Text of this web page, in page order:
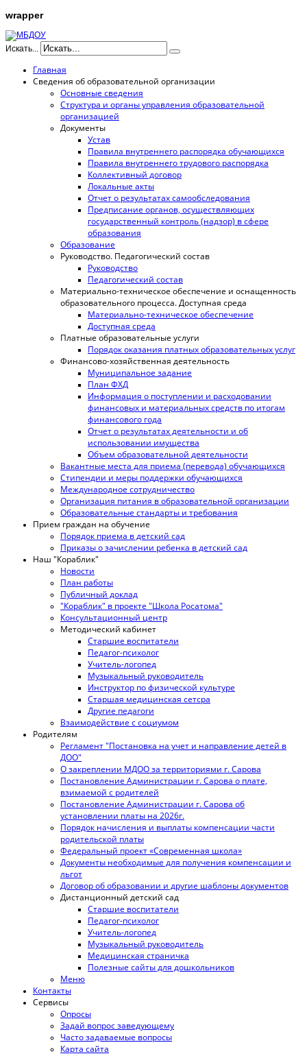
wrapper
Искать...
Главная
Сведения об образовательной организации
Основные сведения
Структура и органы управления образовательной
организацией
Документы
Устав
Правила внутреннего распорядка обучающихся
Правила внутреннего трудового распорядка
Коллективный договор
Локальные акты
Отчет о результатах самообследования
Предписание органов, осуществляющих
государственный контроль (надзор) в сфере
образования
Образование
Руководство. Педагогический состав
Руководство
Педагогический состав
Материально-техническое обеспечение и оснащенность
образовательного процесса. Доступная среда
Материально-техническое обеспечение
Доступная среда
Платные образовательные услуги
Порядок оказания платных образовательных услуг
Финансово-хозяйственная деятельность
Муниципальное задание
План ФХД
Информация о поступлении и расходовании
финансовых и материальных средств по итогам
финансового года
Отчет о результатах деятельности и об
использовании имущества
Объем образовательной деятельности
Вакантные места для приема (перевода) обучающихся
Стипендии и меры поддержки обучающихся
Международное сотрудничество
Организация питания в образовательной организации
Образовательные стандарты и требования
Прием граждан на обучение
Порядок приема в детский сад
Приказы о зачислении ребенка в детский сад
Наш "Кораблик"
Новости
План работы
Публичный доклад
"Кораблик" в проекте "Школа Росатома"
Консультационный центр
Методический кабинет
Старшие воспитатели
Педагог-психолог
Учитель-логопед
Музыкальный руководитель
Инструктор по физической культуре
Старшая медицинская сетсра
Другие педагоги
Взаимодействие с социумом
Родителям
Регламент "Постановка на учет и направление детей в
ДОО"
О закреплении МДОО за территориями г. Сарова
Постановление Администрации г. Сарова о плате,
взимаемой с родителей
Постановление Администрации г. Сарова об
установлении платы на 2026г.
Порядок начисления и выплаты компенсации части
родительской платы
Федеральный проект «Современная школа»
Документы необходимые для получения компенсации и
льгот
Договор об образовании и другие шаблоны документов
Дистанционный детский сад
Старшие воспитатели
Педагог-психолог
Учитель-логопед
Музыкальный руководитель
Медицинская страничка
Полезные сайты для дошкольников
Меню
Контакты
Сервисы
Опросы
Задай вопрос заведующему
Часто задаваемые вопросы
Карта сайта